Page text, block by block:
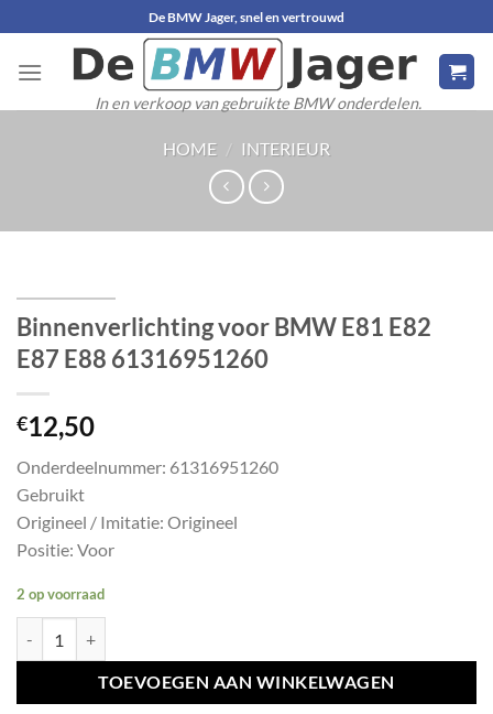
naar
inhoud
De BMW Jager, snel en vertrouwd
In en verkoop van gebruikte BMW onderdelen.
HOME / INTERIEUR
Binnenverlichting voor BMW E81 E82
E87 E88 61316951260
€12,50
Onderdeelnummer: 61316951260
Gebruikt
Origineel / Imitatie: Origineel
Positie: Voor
2 op voorraad
TOEVOEGEN AAN WINKELWAGEN